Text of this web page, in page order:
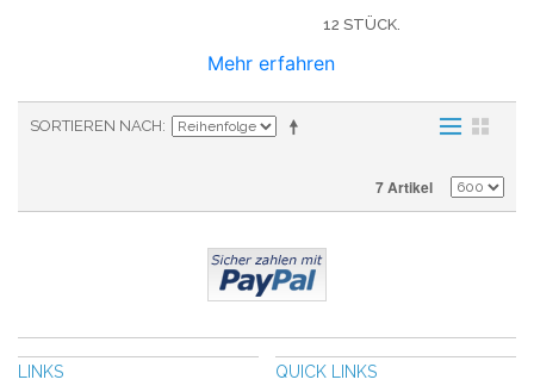
12 STÜCK.
Mehr erfahren
SORTIEREN NACH
7 Artikel
LINKS QUICK LINKS